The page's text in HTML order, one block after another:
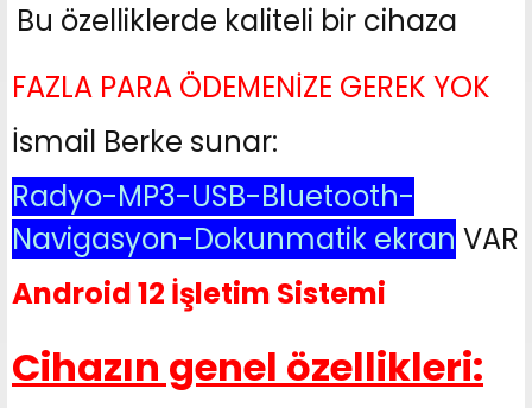
Bu özelliklerde kaliteli bir cihaza
FAZLA PARA ÖDEMENİZE GEREK YOK
İsmail Berke sunar:
Radyo-MP3-USB-Bluetooth-
Navigasyon-Dokunmatik ekran VAR
Android 12 İşletim Sistemi
Cihazın genel özellikleri: